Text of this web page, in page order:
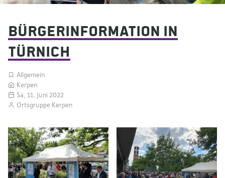
Bürgerinformation in
Türnich
Allgemein
Kerpen
Sa, 11. Juni 2022
Ortsgruppe Kerpen